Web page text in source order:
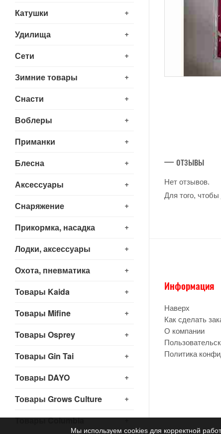
+
Катушки
+
Удилища
+
Сети
+
Зимние товары
+
Снасти
+
Воблеры
+
Приманки
+
Блесна
+
Аксессуары
+
Снаряжение
+
Прикормка, насадка
+
Лодки, аксессуары
+
Охота, пневматика
+
Товары Kaida
+
Товары Mifine
+
Товары Osprey
+
Товары Gin Tai
+
Товары DAYO
+
Товары Grows Culture
+
Товары Columbia
— отзывы
Нет отзывов.
Для того,
Информация
Наверх
Как сделать
О компании
Политика
Мы используем cookies для корректной